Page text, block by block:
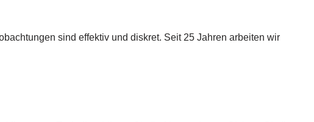
sind effektiv und diskret. Seit 25 Jahren arbeiten wir